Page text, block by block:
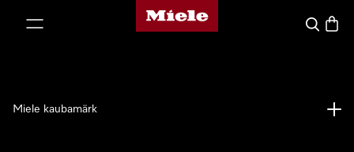
Miele avaleht
Search
Miele kaubamärk